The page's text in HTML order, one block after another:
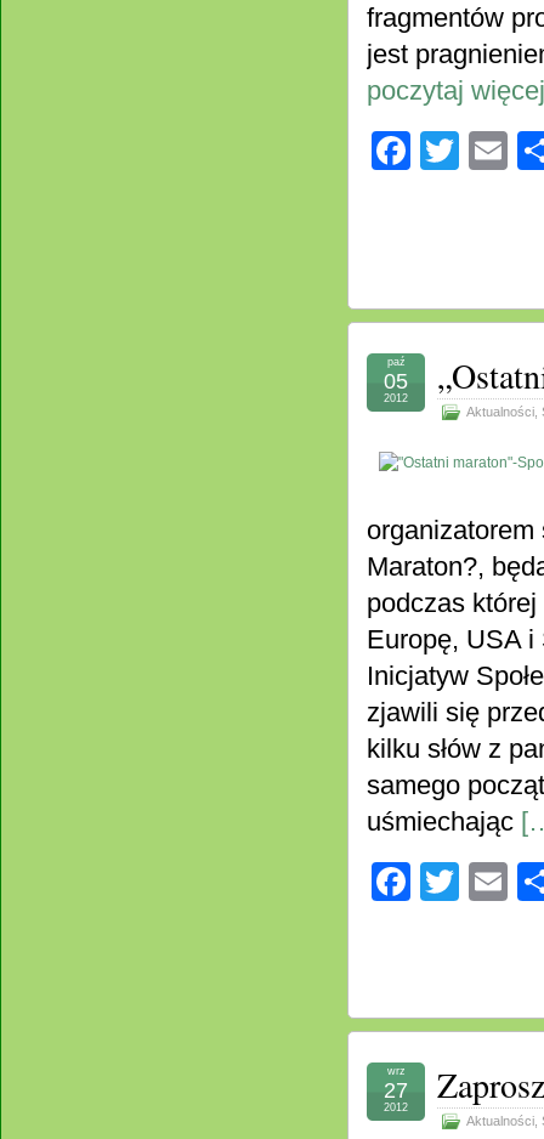
fragmentów
jest
poczytaj
Aktualności
paź
05
2012
organizatorem
Maraton?,
podczas
Europę, USA i
Inicjatyw
zjawili się
kilku słów z
samego
uśmiechając
Aktualności
wrz
27
2012